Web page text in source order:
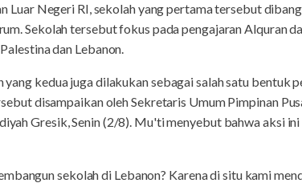
Luar Negeri RI, sekolah yang pertama tersebut
Sekolah tersebut fokus pada pengajaran Alquran
dan Lebanon.
yang kedua juga dilakukan sebagai salah satu bentuk
disampaikan oleh Sekretaris Umum Pimpinan
Gresik, Senin (2/8). Mu'ti menyebut bahwa aksi
sekolah di Lebanon? Karena di situ kami